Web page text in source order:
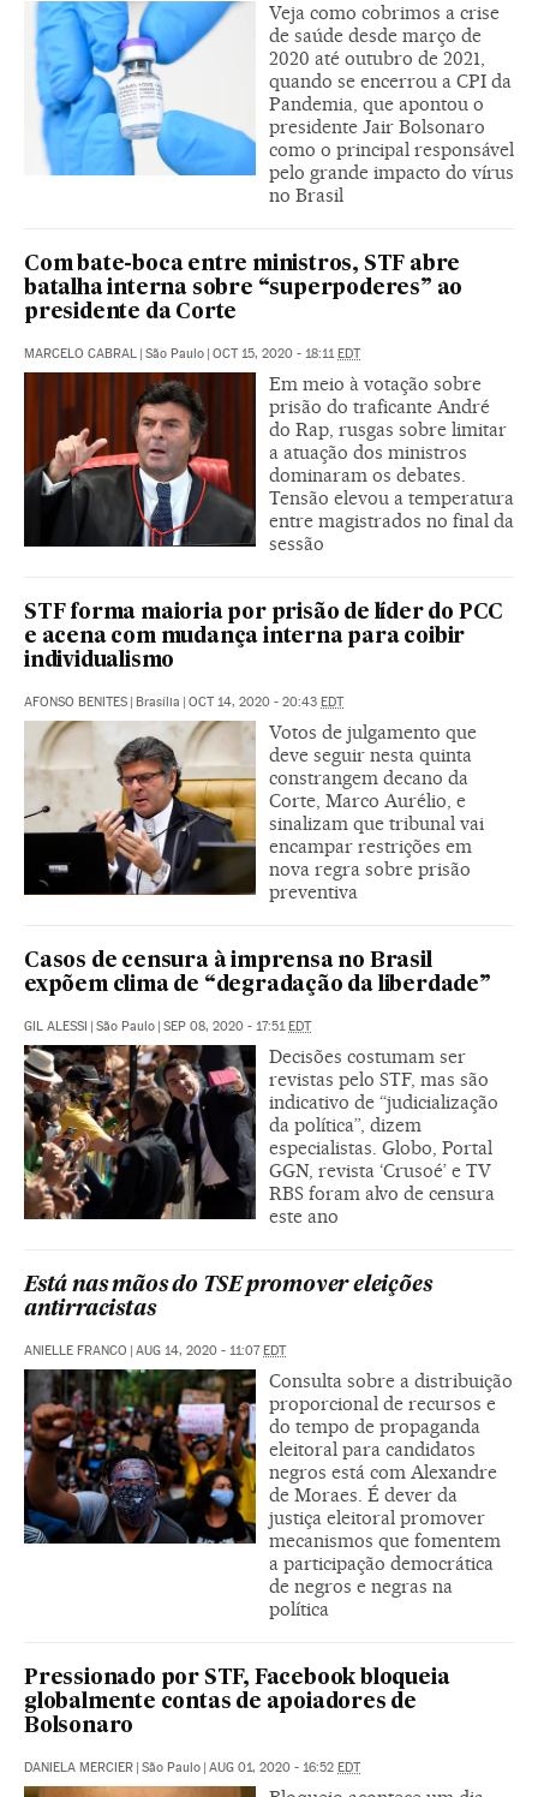
Veja como cobrimos a crise
de saúde desde março de
2020 até outubro de 2021,
quando se encerrou a CPI da
Pandemia, que apontou o
presidente Jair Bolsonaro
como o principal responsável
pelo grande impacto do vírus
no Brasil
Com bate-boca entre ministros, STF abre
batalha interna sobre “superpoderes” ao
presidente da Corte
MARCELO CABRAL | São Paulo | OCT 15, 2020 - 18:11EDT
Em meio à votação sobre
prisão do traficante André
do Rap, rusgas sobre limitar
a atuação dos ministros
dominaram os debates.
Tensão elevou a temperatura
entre magistrados no final da
sessão
STF forma maioria por prisão de líder do PCC
e acena com mudança interna para coibir
individualismo
AFONSO BENITES | Brasília | OCT 14, 2020 - 20:43 EDT
Votos de julgamento que
deve seguir nesta quinta
constrangem decano da
Corte, Marco Aurélio, e
sinalizam que tribunal vai
encampar restrições em
nova regra sobre prisão
preventiva
Casos de censura à imprensa no Brasil
expõem clima de “degradação da liberdade”
GIL ALESSI | São Paulo | SEP 08, 2020 - 17:51EDT
Decisões costumam ser
revistas pelo STF, mas são
indicativo de “judicialização
da política”, dizem
especialistas. Globo, Portal
GGN, revista ‘Crusoé’ e TV
RBS foram alvo de censura
este ano
Está nas mãos do TSE promover eleições
antirracistas
ANIELLE FRANCO | AUG 14, 2020 - 11:07EDT
Consulta sobre a distribuição
proporcional de recursos e
do tempo de propaganda
eleitoral para candidatos
negros está com Alexandre
de Moraes. É dever da
justiça eleitoral promover
mecanismos que fomentem
a participação democrática
de negros e negras na
política
Pressionado por STF, Facebook bloqueia
globalmente contas de apoiadores de
Bolsonaro
DANIELA MERCIER | São Paulo | AUG 01, 2020 - 16:52 EDT